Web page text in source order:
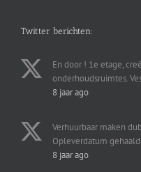
Twitter berichten:
En door ! 1e etage,
onderhoudsruimtes.
8 jaar ago
Verhuurbaar maken
Opleverdatum
8 jaar ago